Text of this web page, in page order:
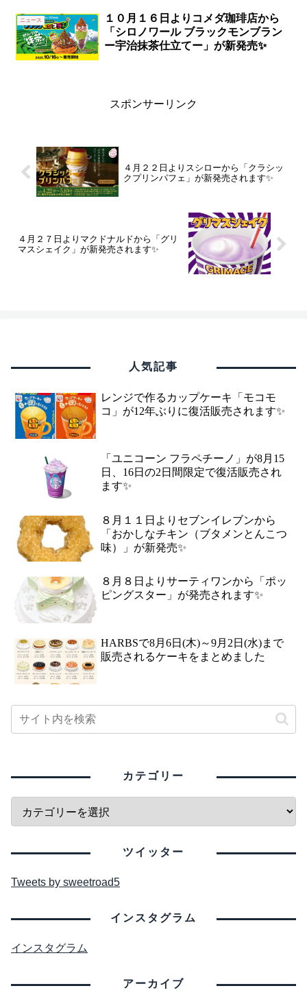
ニュース
１０月１６日よりコメダ珈琲店から
「シロノワール ブラックモンブラン
ー宇治抹茶仕立てー」が新発売✨
スポンサーリンク
４月２２日よりスシローから「クラシッ
クプリンパフェ」が新発売されます✨
４月２７日よりマクドナルドから「グリ
マスシェイク」が新発売されます✨
人気記事
レンジで作るカップケーキ「モコモ
コ」が12年ぶりに復活販売されます✨
「ユニコーン フラペチーノ」が8月15
日、16日の2日間限定で復活販売され
ます✨
８月１１日よりセブンイレブンから
「おかしなチキン（ブタメンとんこつ
味）」が新発売✨
８月８日よりサーティワンから「ポッ
ピングスター」が発売されます✨
HARBSで8月6日(木)～9月2日(水)まで
販売されるケーキをまとめました
カテゴリー
ツイッター
Tweets by sweetroad5
インスタグラム
インスタグラム
アーカイブ